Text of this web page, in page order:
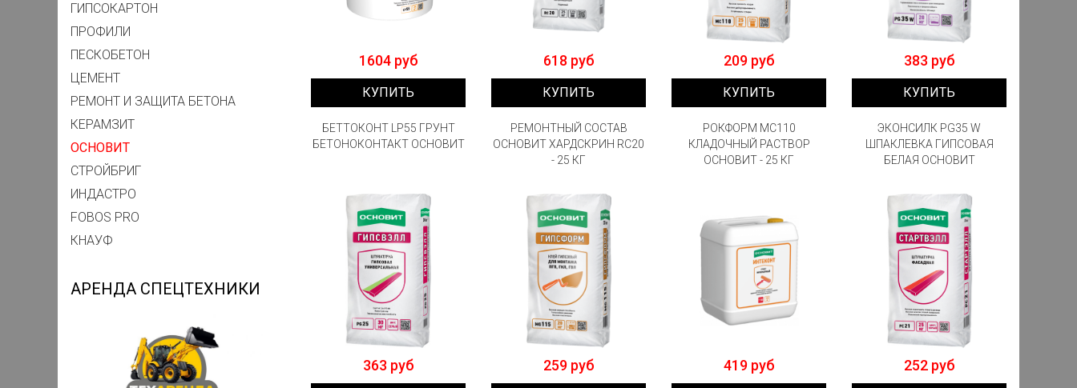
ГИПСОКАРТОН
ПРОФИЛИ
ПЕСКОБЕТОН
ЦЕМЕНТ
РЕМОНТ И ЗАЩИТА БЕТОНА
КЕРАМЗИТ
ОСНОВИТ
СТРОЙБРИГ
ИНДАСТРО
FOBOS PRO
КНАУФ
АРЕНДА СПЕЦТЕХНИКИ
1604 руб
КУПИТЬ
БЕТТОКОНТ LP55 ГРУНТ
БЕТОНОКОНТАКТ ОСНОВИТ
618 руб
КУПИТЬ
РЕМОНТНЫЙ СОСТАВ
ОСНОВИТ ХАРДСКРИН RC20
- 25 КГ
209 руб
КУПИТЬ
РОКФОРМ МС110
КЛАДОЧНЫЙ РАСТВОР
ОСНОВИТ - 25 КГ
383 руб
КУПИТЬ
ЭКОНСИЛК PG35 W
ШПАКЛЕВКА ГИПСОВАЯ
БЕЛАЯ ОСНОВИТ
363 руб 259 руб 419 руб 252 руб